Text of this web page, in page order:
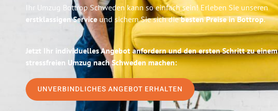
Ihr Umzug Bottrop Schweden kann so einfach sein! Erleben Sie unseren
erstklassigen Service und sichern Sie sich diebesten Preise in Bottrop.
Jetzt Ihr individuelles Angebot anfordern und den ersten Schritt zu einem
stressfreien Umzug nach Schweden machen:
UNVERBINDLICHES ANGEBOT ERHALTEN